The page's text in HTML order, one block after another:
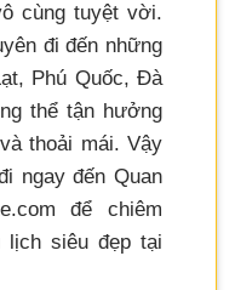
cùng tuyệt vời.
đi đến những
Phú Quốc, Đà
thể tận hưởng
thoải mái. Vậy
ngay đến Quan
để chiêm
lịch siêu đẹp tại